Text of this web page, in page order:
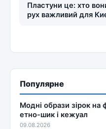
Пластуни це: хто
рух важливий для
Популярне
Модні образи зірок на
етно-шик і кежуал
09.08.2026